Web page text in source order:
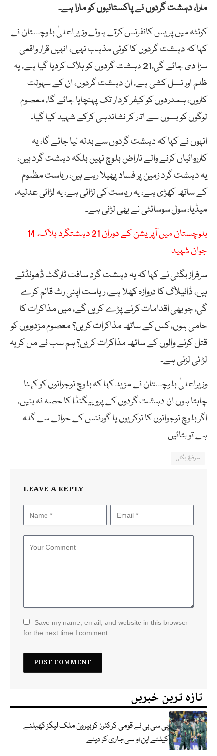
مارا، دہشت گردوں نے پاکستانیوں کو مارا ہے۔
کوئٹہ میں پریس کانفرنس کرتے ہوئے وزیر اعلیٰ بلوچستان نے
کہا کہ دہشت گردوں کا کوئی مذہب نہیں، انہیں قرار واقعی
سزا دی جائے گی،21 دہشت گردوں کو ہلاک کردیا گیا ہے، یہ
ظلم اور نسل کشی ہے، ان دہشت گردوں، ان کے سہولت
کاروں، ہمدردوں کو کیفر کردار تک پہنچایا جائے گا، معصوم
لوگوں کو بسوں سے اتار کر نشاندہی کرکے شہید کیا گیا۔
انہوں نے کہا کہ دہشت گردوں سے بدلہ لیا جائے گا، یہ
کارروائیاں کرنے والے ناراض بلوچ نہیں بلکہ دہشت گرد ہیں،
یہ دہشت گرد زمین پر فساد پھیلا رہے ہیں، ریاست مظلوم
کے ساتھ کھڑی ہے، یہ ریاست کی لڑائی ہے، یہ لڑائی عدلیہ،
میڈیا، سول سوسائٹی نے بھی لڑنی ہے۔
بلوچستان میں آپریشن کے دوران 21 دہشتگرد ہلاک، 14
جوان شہید
سرفراز بگٹی نے کہا کہ یہ دہشت گرد سافٹ ٹارگٹ ڈھونڈتے
ہیں، ڈائیلاگ کا دروازہ کھلا ہے، ریاست اپنی رٹ قائم کرے
گی، جو بھی اقدامات کرنے پڑے کریں گے، میں مذاکرات کا
حامی ہوں، کس کے ساتھ مذاکرات کریں؟ معصوم مزدوروں کو
قتل کرنے والوں کے ساتھ مذاکرات کریں؟ ہم سب نے مل کر یہ
لڑائی لڑنی ہے۔
وزیراعلیٰ بلوچستان نے مزید کہا کہ بلوچ نوجوانوں کو کہنا
چاہتا ہوں ان دہشت گردوں کے پروپیگنڈا کا حصہ نہ بنیں،
اگر بلوچ نوجوانوں کا نوکریوں یا گورننس کے حوالے سے گلہ
ہے تو بتائیں۔
سرفراز بگٹی
LEAVE A REPLY
Save my name, email, and website in this browser
for the next time I comment.
تازہ ترین خبریں
پی سی بی نے قومی کرکٹرز کو بیرون ملک لیگز کھیلنے
کیلئے این او سی جاری کر دیئے